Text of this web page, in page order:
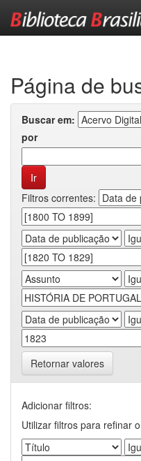
Página de
Buscar em:
por
Filtros correntes:
Retornar valores
Adicionar filtros:
Utilizar filtros para refinar